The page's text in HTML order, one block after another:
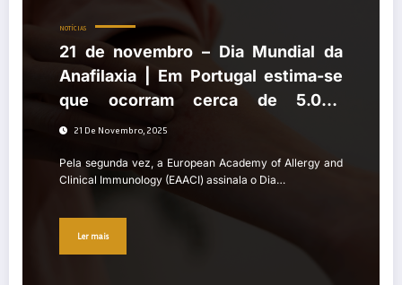
NOTÍCIAS
21 de novembro – Dia Mundial da
Anafilaxia | Em Portugal estima-se
que ocorram cerca de 5.000
episódios de anafilaxia por ano
21 De Novembro, 2025
Pela segunda vez, a European Academy of Allergy and
Clinical Immunology (EAACI) assinala o Dia…
Ler mais